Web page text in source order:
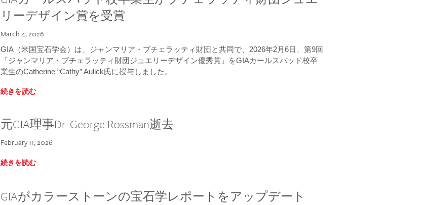
リーデザイン賞を受賞
March 4, 2026
GIA（米国宝石学会）は、ジャンマリア・ブチェラッティ財団と共同で、2026年2月6日、第9回
「ジャンマリア・ブチェラッティ財団ジュエリーデザイン優秀賞」をGIAカールスバッド校卒
業生のCatherine “Cathy” Aulick氏に授与しました。
続きを読む
元GIA理事Dr. George Rossman逝去
February 11, 2026
続きを読む
GIAがカラーストーンの宝石学レポートをアップデート